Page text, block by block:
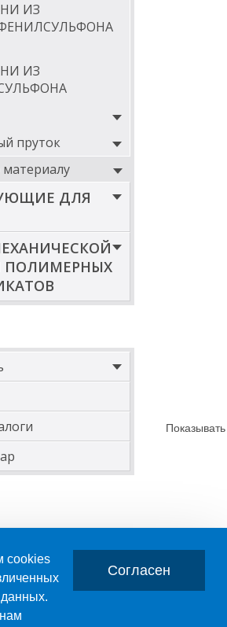
ИЗ
ИЗ
пруток
ДЛЯ
ПОЛИМЕРНЫХ
cookies
Согласен